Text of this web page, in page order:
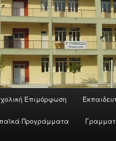
Επιμόρφωση
Προγράμματα